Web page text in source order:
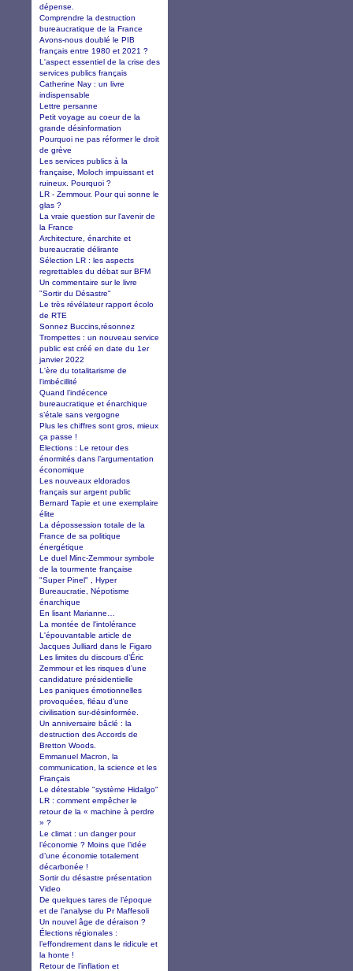
dépense.
Comprendre la destruction
bureaucratique de la France
Avons-nous doublé le PIB
français entre 1980 et 2021 ?
L'aspect essentiel de la crise des
services publics français
Catherine Nay : un livre
indispensable
Lettre persanne
Petit voyage au coeur de la
grande désinformation
Pourquoi ne pas réformer le droit
de grève
Les services publics à la
française, Moloch impuissant et
ruineux. Pourquoi ?
LR - Zemmour. Pour qui sonne le
glas ?
La vraie question sur l'avenir de
la France
Architecture, énarchite et
bureaucratie délirante
Sélection LR : les aspects
regrettables du débat sur BFM
Un commentaire sur le livre
"Sortir du Désastre"
Le très révélateur rapport écolo
de RTE
Sonnez Buccins,résonnez
Trompettes : un nouveau service
public est créé en date du 1er
janvier 2022
L'ère du totalitarisme de
l'imbécillité
Quand l’indécence
bureaucratique et énarchique
s’étale sans vergogne
Plus les chiffres sont gros, mieux
ça passe !
Elections : Le retour des
énormités dans l’argumentation
économique
Les nouveaux eldorados
français sur argent public
Bernard Tapie et une exemplaire
élite
La dépossession totale de la
France de sa politique
énergétique
Le duel Minc-Zemmour symbole
de la tourmente française
"Super Pinel" , Hyper
Bureaucratie, Népotisme
énarchique
En lisant Marianne…
La montée de l'intolérance
L'épouvantable article de
Jacques Julliard dans le Figaro
Les limites du discours d’Éric
Zemmour et les risques d’une
candidature présidentielle
Les paniques émotionnelles
provoquées, fléau d’une
civilisation sur-désinformée.
Un anniversaire bâclé : la
destruction des Accords de
Bretton Woods.
Emmanuel Macron, la
communication, la science et les
Français
Le détestable "système Hidalgo"
LR : comment empêcher le
retour de la « machine à perdre
» ?
Le climat : un danger pour
l’économie ? Moins que l’idée
d’une économie totalement
décarbonée !
Sortir du désastre présentation
Video
De quelques tares de l’époque
et de l’analyse du Pr Maffesoli
Un nouvel âge de déraison ?
Élections régionales :
l’effondrement dans le ridicule et
la honte !
Retour de l’inflation et